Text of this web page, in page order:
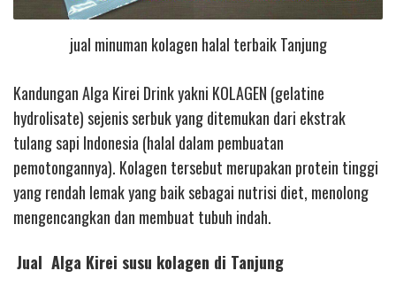
jual minuman kolagen halal terbaik Tanjung
Kandungan Alga Kirei Drink yakni KOLAGEN (gelatine
hydrolisate) sejenis serbuk yang ditemukan dari ekstrak
tulang sapi Indonesia (halal dalam pembuatan
pemotongannya). Kolagen tersebut merupakan protein tinggi
yang rendah lemak yang baik sebagai nutrisi diet, menolong
mengencangkan dan membuat tubuh indah.
Jual Alga Kirei susu kolagen di Tanjung